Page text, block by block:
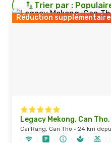
Trier par :
Réduction
Legacy Mekong, Can
Cai Rang, Can Tho · 24 km